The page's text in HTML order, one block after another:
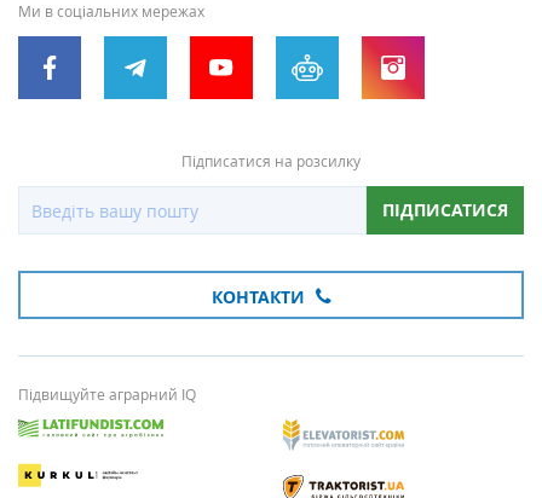
Ми в соціальних мережах
Підписатися на розсилку
ПІДПИСАТИСЯ
КОНТАКТИ
Підвищуйте аграрний IQ